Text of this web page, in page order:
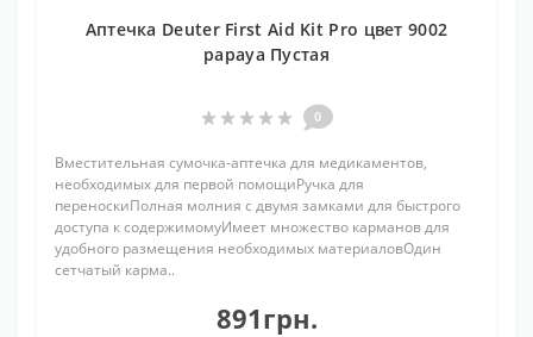
Аптечка Deuter First Aid Kit Pro цвет 9002
papaya Пустая
0
Вместительная сумочка-аптечка для медикаментов,
необходимых для первой помощиРучка для
переноскиПолная молния с двумя замками для быстрого
доступа к содержимомуИмеет множество карманов для
удобного размещения необходимых материаловОдин
сетчатый карма..
891грн.